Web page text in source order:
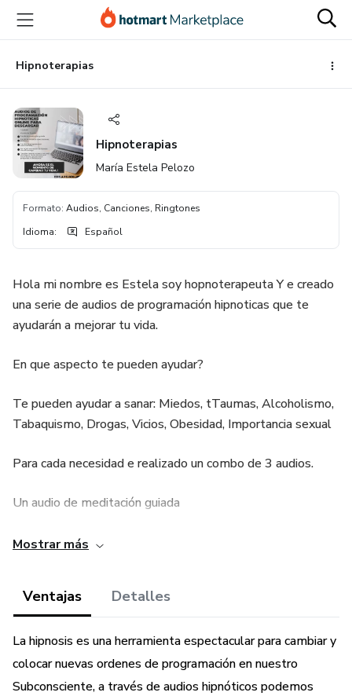
principal
página
de
página
Hipnoterapias
Hipnoterapias
María Estela Pelozo
Formato: Audios, Canciones, Ringtones
Idioma: Español
Hola mi nombre es Estela soy hopnoterapeuta Y e creado
una serie de audios de programación hipnoticas que te
ayudarán a mejorar tu vida.
En que aspecto te pueden ayudar?
Te pueden ayudar a sanar: Miedos, tTaumas, Alcoholismo,
Tabaquismo, Drogas, Vicios, Obesidad, Importancia sexual
Para cada necesidad e realizado un combo de 3 audios.
Un audio de meditación guiada
Un audio de programación del subconsciente
regalo una sesión virtual de hipnosis conmigo
También podrán acceder a mi canal de telegran donde
podrán hacerme consultas y tendrán más información
Mostrar más
Ventajas Detalles
La hipnosis es una herramienta espectacular para cambiar y
colocar nuevas ordenes de programación en nuestro
Subconsciente, a través de audios hipnóticos podemos